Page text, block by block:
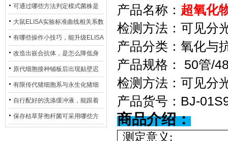
剂盒，适用检测场景存在哪些差
异？
可通过哪些方法判定模式菌株是
否存在杂菌污染？
大鼠ELISA实验标准曲线相关系数
偏低，可从哪些维度开展问题排
查？
有哪些操作小技巧，能升级ELISA
的LOD与LOQ性能？
改造出嵌合抗体，是怎么降低身
体生成抗鼠抗体（HAMA）的？
原代细胞接种铺板后出现贴壁迟
缓、悬浮细胞数量偏多的现象的
主要诱因
有限传代猪细胞系与永生化猪细
胞系，二者在增殖存活周期上有
什么区别？
自行配好的洗涤缓冲液，能跟着
试剂盒原装干粉放一处储存吗？
保存枯草芽孢杆菌可采用哪些方
产品名称： 超氧化
检测方法：可见分
产品分类：氧化与
产品规格：
50管/
检测方法：可见分
产品货号： BJ-
商品介绍：
测定意义: